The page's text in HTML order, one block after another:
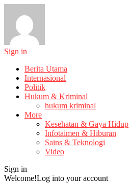
Sign in
Berita Utama
Internasional
Politik
Hukum & Kriminal
hukum kriminal
More
Kesehatan & Gaya Hidup
Infotaimen & Hiburan
Sains & Teknologi
Video
Sign in
Welcome!Log into your account